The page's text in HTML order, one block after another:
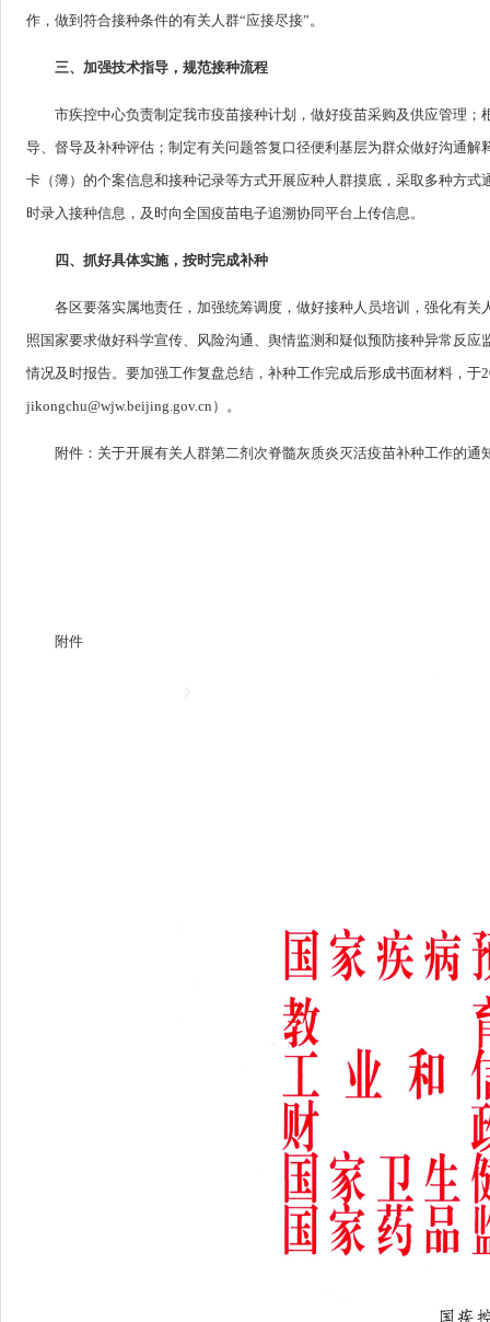
作，做到符合接种条件的有关人群“应接尽接”。
三、加强技术指导，规范接种流程
市疾控中心负责制定我市疫苗接种计划，做好疫苗采购及供应管理
导、督导及补种评估；制定有关问题答复口径便利基层为群众做好沟通
卡（簿）的个案信息和接种记录等方式开展应种人群摸底，采取多种方
时录入接种信息，及时向全国疫苗电子追溯协同平台上传信息。
四、抓好具体实施，按时完成补种
各区要落实属地责任，加强统筹调度，做好接种人员培训，强化有
照国家要求做好科学宣传、风险沟通、舆情监测和疑似预防接种异常反
情况及时报告。要加强工作复盘总结，补种工作完成后形成书面材料，
jikongchu@wjw.beijing.gov.cn）。
附件：关于开展有关人群第二剂次脊髓灰质炎灭活疫苗补种工作的通
附件